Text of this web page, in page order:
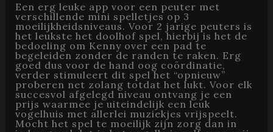
Een erg leuke app voor een peuter met
verschillende mini spelletjes op 3
moeilijkheidsniveaus. Voor 2 jarige peuters is
het leukste het doolhof spel, hierbij is het de
bedoeling om Kenny over een pad te
begeleiden zonder de randen te raken. Erg
goed dus voor de hand oog coördinatie,
verder stimuleert dit spel het “opnieuw”
proberen net zolang totdat het lukt. Voor elk
succesvol afgelegd niveau ontvang je een
prijs waarmee je uiteindelijk een leuk
vogelhuis met allerlei muziekjes vrijspeelt.
Mocht het spel te moeilijk zijn zorg dan in